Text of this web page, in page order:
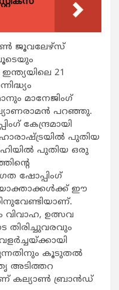
ജൂവലേഴ്സ്
21
മാനേജിംഗ്
പറഞ്ഞു.
കേന്ദ്രമായി
പുതിയ
പുതിയ ഒരു
ഷോപ്പിംഗ്
ഈ
വിവാഹ, ഉത്സവ
കൂടുതല്‍
അടിത്തറ
കല്യാണ്‍ ബ്രാന്‍ഡ്